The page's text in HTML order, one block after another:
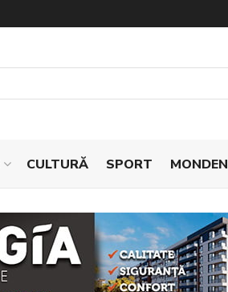
CULTURĂ SPORT MONDEN